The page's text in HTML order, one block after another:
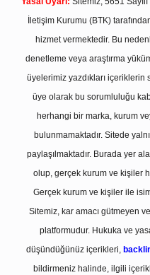
İletişim Kurumu (BTK)
hizmet vermektedir. Bu
denetleme veya araştırma
üyelerimiz yazdıkları içeriklerin
üye olarak bu sorumluluğu
herhangi bir marka, kurum
bulunmamaktadır. Sitede
paylaşılmaktadır. Burada yer
olup, gerçek kurum ve kişiler
Gerçek kurum ve kişiler ile
Sitemiz, kar amacı gütmeyen
platformudur. Hukuka ve
düşündüğünüz içerikleri,
bildirmeniz halinde, ilgili